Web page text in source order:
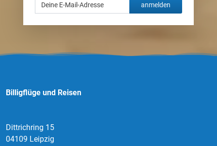
anmelden
Billigflüge und Reisen
Dittrichring 15
04109 Leipzig